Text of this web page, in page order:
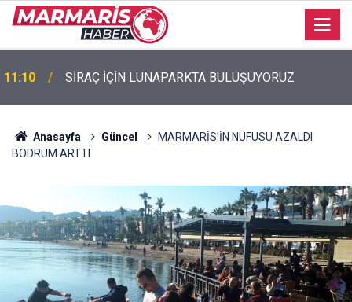
11:10
SİRAÇ İÇİN LUNAPARKTA BULUŞUYORUZ
11:03
Yollar yenilendi, eski direkler yerinde kaldı
Anasayfa Güncel
MARMARİS’İN NÜFUSU AZALDI
BODRUM ARTTI